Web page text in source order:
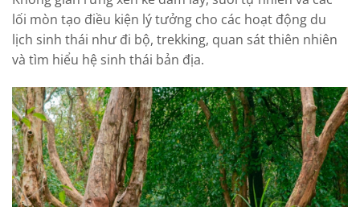
lối mòn tạo điều kiện lý tưởng cho các hoạt động du
lịch sinh thái như đi bộ, trekking, quan sát thiên nhiên
và tìm hiểu hệ sinh thái bản địa.